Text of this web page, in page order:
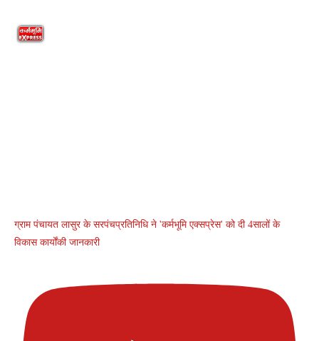
ग्राम पंचायत लासुर के सरपंचप्रतिनिधि ने 'कर्मभूमि एक्सप्रेस' को दी 4सालों के
विकास कार्योंकी जानकारी